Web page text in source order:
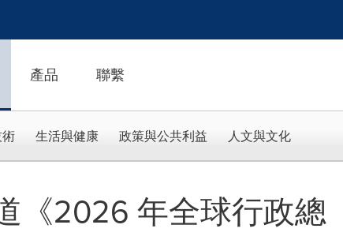
產品 聯繫
生活與健康 政策與公共利益 人文與文化
《2026 年全球行政總